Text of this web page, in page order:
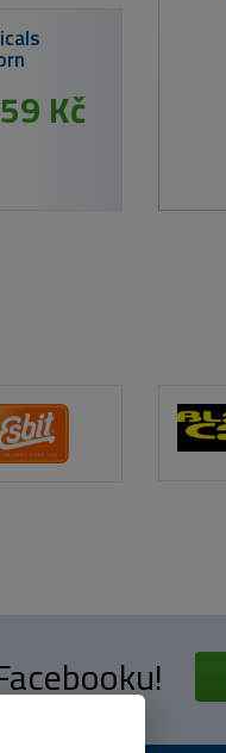
Spin Tail Jig Bling perch